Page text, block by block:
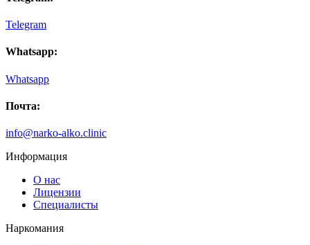
Telegram
Whatsapp:
Whatsapp
Почта:
info@narko-alko.clinic
Информация
О нас
Лицензии
Специалисты
Наркомания